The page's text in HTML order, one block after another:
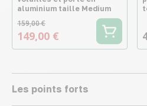
aluminium taille Medium
159,00 €
149,00 €
Les points forts